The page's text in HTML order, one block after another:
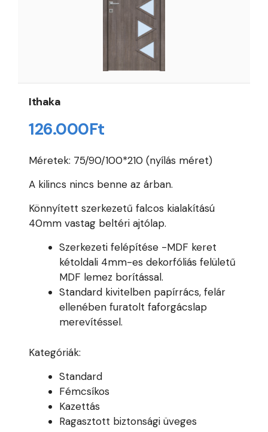
Ithaka
126.000Ft
Méretek: 75/90/100*210 (nyílás méret)
A kilincs nincs benne az árban.
Könnyített szerkezetű falcos kialakítású
40mm vastag beltéri ajtólap.
Szerkezeti felépítése -MDF keret
kétoldali 4mm-es dekorfóliás felületű
MDF lemez borítással.
Standard kivitelben papírrács, felár
ellenében furatolt faforgácslap
merevítéssel.
Kategóriák:
Standard
Fémcsíkos
Kazettás
Ragasztott biztonsági üveges